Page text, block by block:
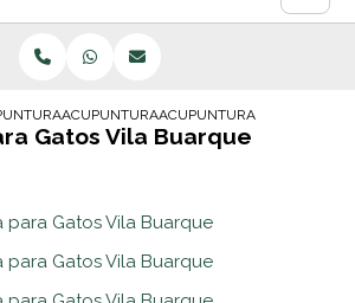
ANIMAL
ACUPUNTURA PARA CACHORROS E GATOS
ACUPUNTURA PARA GATOS
Gatos Vila Buarque